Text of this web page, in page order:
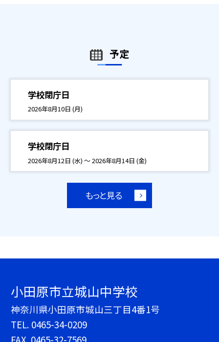
予定
学校閉庁日
2026年8月10日 (月)
学校閉庁日
2026年8月12日 (水) ～ 2026年8月14日 (金)
もっと見る
小田原市立城山中学校
神奈川県小田原市城山三丁目4番1号
TEL. 0465-34-0209